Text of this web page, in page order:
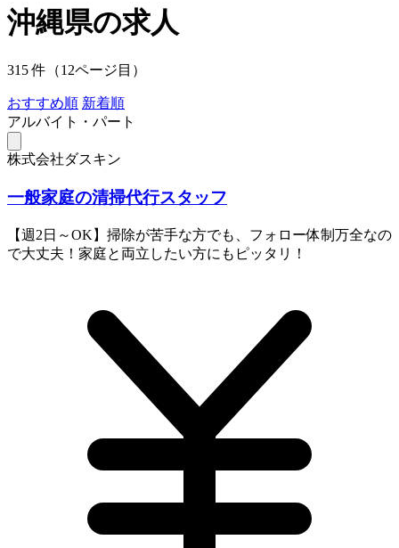
沖縄県の求人
315 件（12ページ目）
おすすめ順 新着順
アルバイト・パート
株式会社ダスキン
一般家庭の清掃代行スタッフ
【週2日～OK】掃除が苦手な方でも、フォロー体制万全なの
で大丈夫！家庭と両立したい方にもピッタリ！